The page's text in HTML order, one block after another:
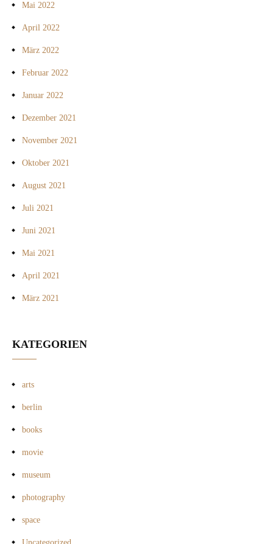
Mai 2022
April 2022
März 2022
Februar 2022
Januar 2022
Dezember 2021
November 2021
Oktober 2021
August 2021
Juli 2021
Juni 2021
Mai 2021
April 2021
März 2021
KATEGORIEN
arts
berlin
books
movie
museum
photography
space